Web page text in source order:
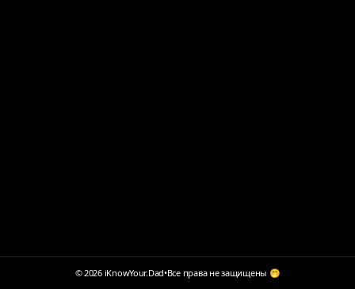
© 2026 iKnowYour.Dad•Все права не защищены 🤭